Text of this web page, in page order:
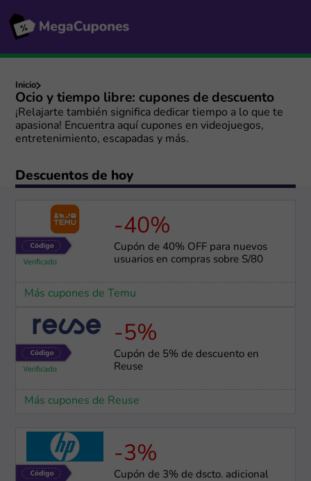
Inicio
Ocio y tiempo libre: cupones de descuento
¡Relajarte también significa dedicar tiempo a lo que te
apasiona! Encuentra aquí cupones en videojuegos,
entretenimiento, escapadas y más.
Descuentos de hoy
-40%
Cupón de 40% OFF para nuevos
usuarios en compras sobre S/80
Más cupones de Temu
-5%
Cupón de 5% de descuento en
Reuse
Más cupones de Reuse
-3%
Cupón de 3% de dscto. adicional